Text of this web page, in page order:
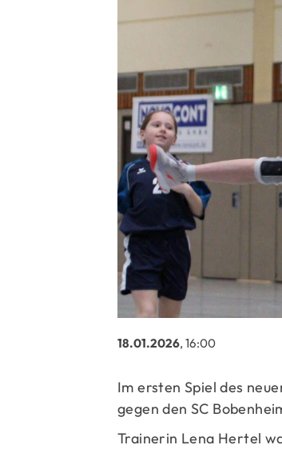
18.01.2026, 16:00
Im ersten Spiel des
gegen den SC
Trainerin Lena Hertel
Quicklinks
Sportangebote
Unser Sportangebot
Ausfälle und
Deutsches